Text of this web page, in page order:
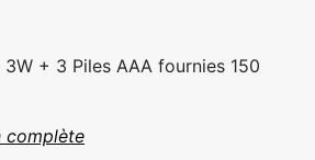
+ 3 Piles AAA fournies 150
complète